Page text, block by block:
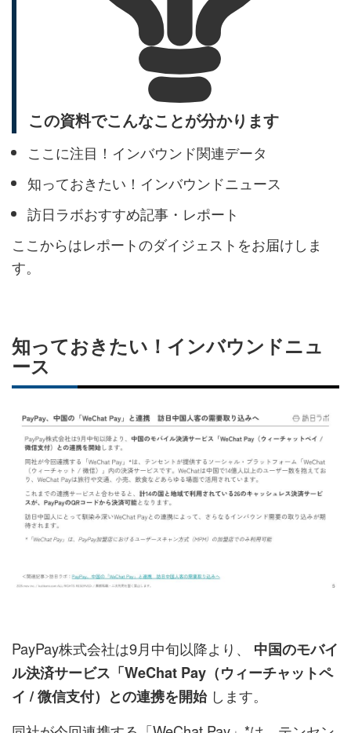
この資料でこんなことが分かります
ここに注目！インバウンド関連データ
知っておきたい！インバウンドニュース
訪日ラボおすすめ記事・レポート
ここからはレポートのダイジェストをお届けしま
す。
知っておきたい！インバウンドニュ
ース
PayPay株式会社は9月中旬以降より、 中国のモバイ
ル決済サービス「WeChat Pay（ウィーチャットペ
イ / 微信支付）との連携を開始します。